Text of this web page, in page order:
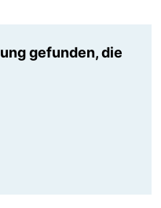
gefunden, die